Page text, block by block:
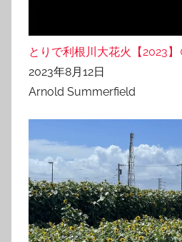
とりで利根川大花火【2023
2023年8月12日
Arnold Summerfield